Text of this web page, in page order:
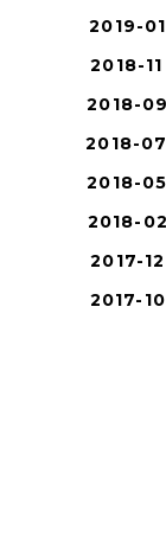
2019-01
2018-11
2018-09
2018-07
2018-05
2018-02
2017-12
2017-10